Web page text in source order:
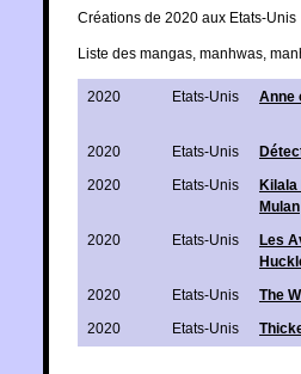
Créations de 2020 aux Etats-Unis
Liste des mangas, manhwas,
2020 Etats-Unis Anne
2020
Etats-Unis
2020
Etats-Unis
Kilala
Mulan
2020 Etats-Unis
Les
2020 Etats-Unis The
2020
Etats-Unis